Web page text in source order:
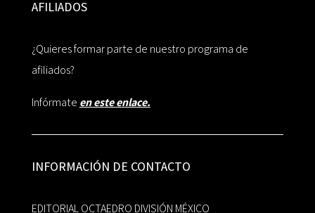
AFILIADOS
¿Quieres formar parte de nuestro programa de
afiliados?
Infórmate en este enlace.
INFORMACIÓN DE CONTACTO
EDITORIAL OCTAEDRO DIVISIÓN MÉXICO